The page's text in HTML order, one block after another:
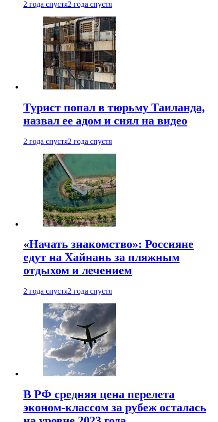
2 года спустя2 года спустя
Турист попал в тюрьму Таиланда,
назвал ее адом и снял на видео
2 года спустя2 года спустя
«Начать знакомство»: Россияне
едут на Хайнань за пляжным
отдыхом и лечением
2 года спустя2 года спустя
В РФ средняя цена перелета
эконом-классом за рубеж осталась